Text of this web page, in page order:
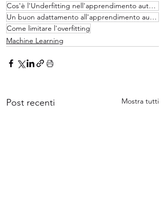
Cos'è l'Underfitting nell'apprendimento automatico?
Un buon adattamento all'apprendimento automatico
Come limitare l'overfitting
Machine Learning
Post recenti Mostra tutti